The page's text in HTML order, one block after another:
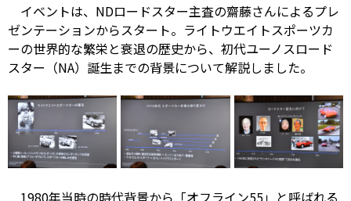
イベントは、NDロードスター主査の齋藤さんによるプレ
ゼンテーションからスタート。ライトウエイトスポーツカ
ーの世界的な繁栄と衰退の歴史から、初代ユーノスロード
スター（NA）誕生までの背景について解説しました。
1980年当時の時代背景から「オフライン55」と呼ばれる